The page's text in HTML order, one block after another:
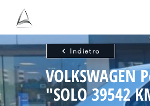
Indietro
VOLKSWAGEN
"SOLO 39542